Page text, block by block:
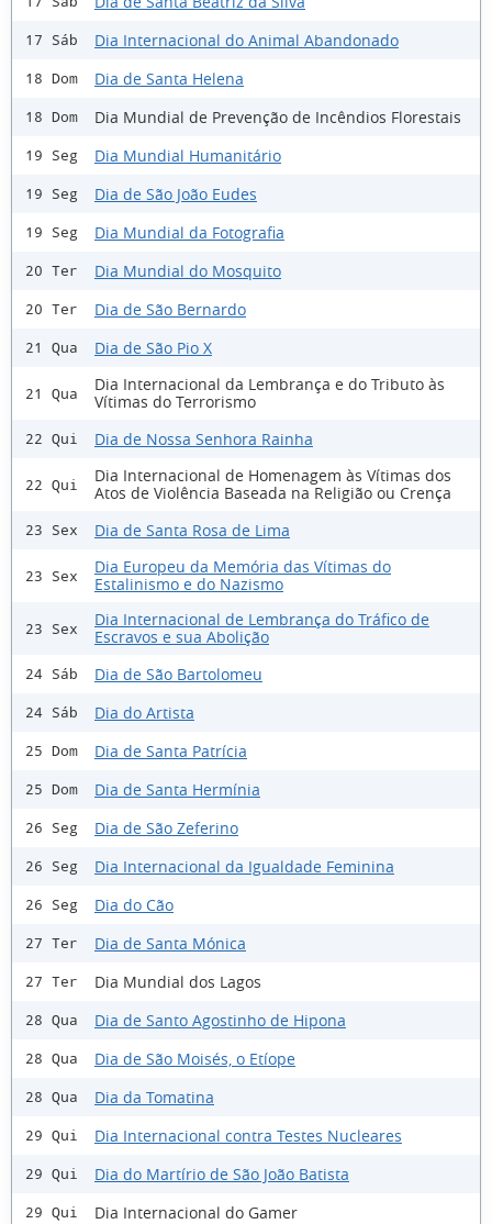
17 Sáb Dia Internacional do Animal Abandonado
18 Dom Dia de Santa Helena
18 Dom Dia Mundial de Prevenção de Incêndios Florestais
19 Seg Dia Mundial Humanitário
19 Seg Dia de São João Eudes
19 Seg Dia Mundial da Fotografia
20 Ter Dia Mundial do Mosquito
20 Ter Dia de São Bernardo
21 Qua Dia de São Pio X
21 Qua
Dia Internacional da Lembrança e do Tributo às
Vítimas do Terrorismo
22 Qui Dia de Nossa Senhora Rainha
22 Qui
Dia Internacional de Homenagem às Vítimas dos
Atos de Violência Baseada na Religião ou Crença
23 Sex Dia de Santa Rosa de Lima
23 Sex
Dia Europeu da Memória das Vítimas do
Estalinismo e do Nazismo
23 Sex
Dia Internacional de Lembrança do Tráfico de
Escravos e sua Abolição
24 Sáb Dia de São Bartolomeu
24 Sáb Dia do Artista
25 Dom Dia de Santa Patrícia
25 Dom Dia de Santa Hermínia
26 Seg Dia de São Zeferino
26 Seg Dia Internacional da Igualdade Feminina
26 Seg Dia do Cão
27 Ter Dia de Santa Mónica
27 Ter Dia Mundial dos Lagos
28 Qua Dia de Santo Agostinho de Hipona
28 Qua Dia de São Moisés, o Etíope
28 Qua Dia da Tomatina
29 Qui Dia Internacional contra Testes Nucleares
29 Qui Dia do Martírio de São João Batista
29 Qui Dia Internacional do Gamer